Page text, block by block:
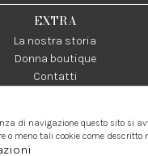
EXTRA
La nostra storia
Donna boutique
Contatti
Whatsapp:
3338855601
di navigazione questo sito si
o meno tali cookie come descritto